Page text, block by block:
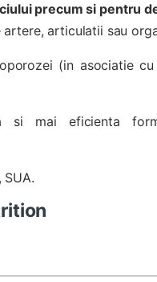
precum si pentru
articulatii sau
(in asociatie cu
mai eficienta